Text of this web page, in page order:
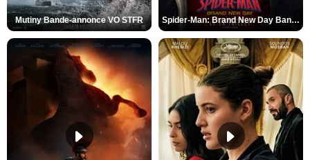
Mutiny Bande-annonce VO STFR Spider-Man: Brand New Day Bande-annonce VO STFR